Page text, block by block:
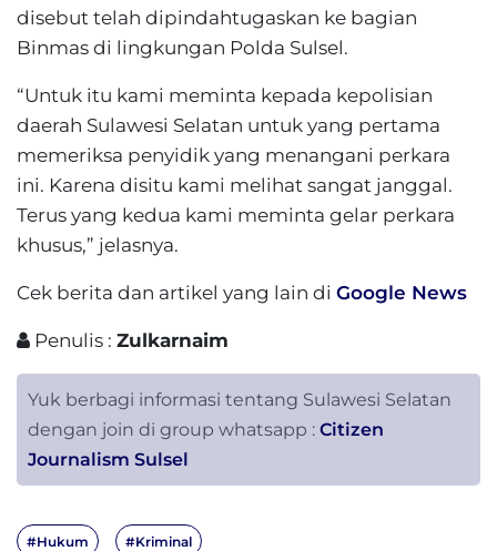
disebut telah dipindahtugaskan ke bagian
Binmas di lingkungan Polda Sulsel.
“Untuk itu kami meminta kepada kepolisian
daerah Sulawesi Selatan untuk yang pertama
memeriksa penyidik yang menangani perkara
ini. Karena disitu kami melihat sangat janggal.
Terus yang kedua kami meminta gelar perkara
khusus,” jelasnya.
Cek berita dan artikel yang lain di Google News
Penulis : Zulkarnaim
Yuk berbagi informasi tentang Sulawesi Selatan
dengan join di group whatsapp : Citizen
Journalism Sulsel
#Hukum #Kriminal